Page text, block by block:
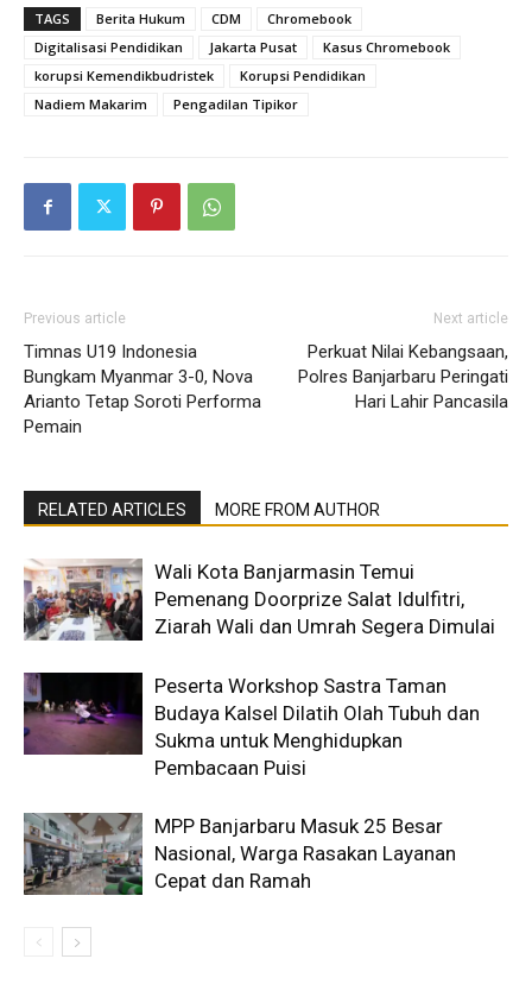
TAGS Berita Hukum CDM
Chromebook
Digitalisasi Pendidikan
Jakarta Pusat
Kasus Chromebook
korupsi Kemendikbudristek
Korupsi Pendidikan
Nadiem Makarim
Pengadilan Tipikor
Previous article
Timnas U19 Indonesia
Bungkam Myanmar 3-0, Nova
Arianto Tetap Soroti Performa
Pemain
Next article
Perkuat Nilai Kebangsaan,
Polres Banjarbaru Peringati
Hari Lahir Pancasila
RELATED ARTICLES MORE FROM AUTHOR
Wali Kota Banjarmasin Temui
Pemenang Doorprize Salat Idulfitri,
Ziarah Wali dan Umrah Segera Dimulai
Peserta Workshop Sastra Taman
Budaya Kalsel Dilatih Olah Tubuh dan
Sukma untuk Menghidupkan
Pembacaan Puisi
MPP Banjarbaru Masuk 25 Besar
Nasional, Warga Rasakan Layanan
Cepat dan Ramah